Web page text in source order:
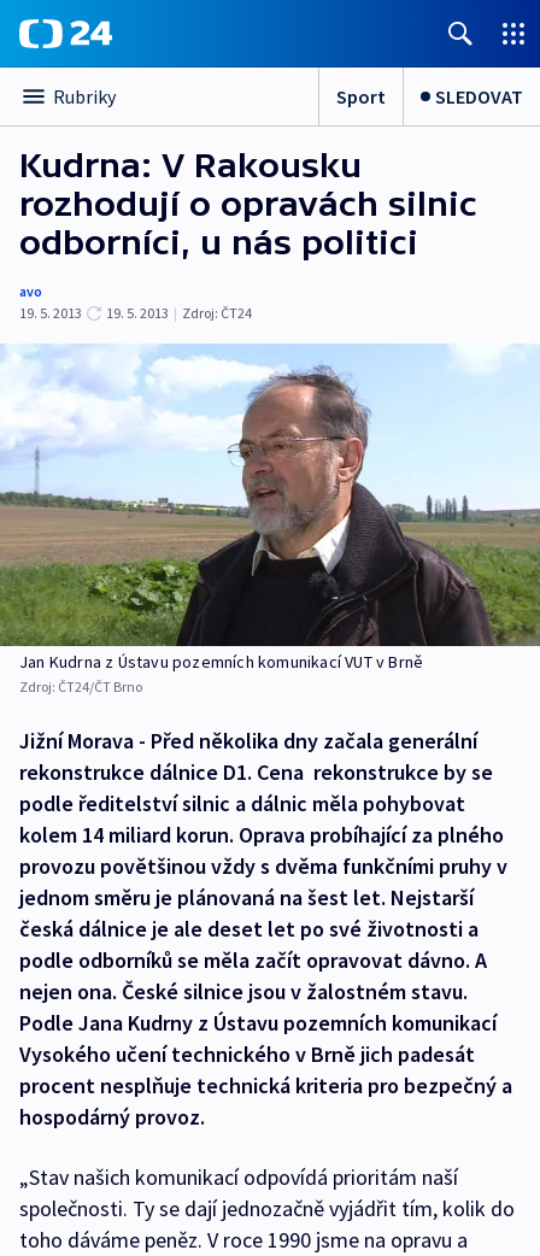
Rubriky Sport SLEDOVAT
Kudrna: V Rakousku
rozhodují o opravách silnic
odborníci, u nás politici
avo
19. 5. 2013
19. 5. 2013 | Zdroj: ČT24
Jan Kudrna z Ústavu pozemních komunikací VUT v Brně
Zdroj: ČT24/ČT Brno
Jižní Morava - Před několika dny začala generální
rekonstrukce dálnice D1. Cena rekonstrukce by se
podle ředitelství silnic a dálnic měla pohybovat
kolem 14 miliard korun. Oprava probíhající za plného
provozu povětšinou vždy s dvěma funkčními pruhy v
jednom směru je plánovaná na šest let. Nejstarší
česká dálnice je ale deset let po své životnosti a
podle odborníků se měla začít opravovat dávno. A
nejen ona. České silnice jsou v žalostném stavu.
Podle Jana Kudrny z Ústavu pozemních komunikací
Vysokého učení technického v Brně jich padesát
procent nesplňuje technická kriteria pro bezpečný a
hospodárný provoz.
„Stav našich komunikací odpovídá prioritám naší
společnosti. Ty se dají jednozačně vyjádřit tím, kolik do
toho dáváme peněz. V roce 1990 jsme na opravu a